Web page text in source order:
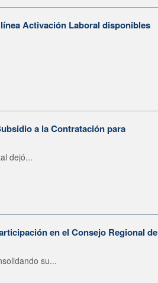
Activación Laboral disponibles
a la Contratación para
dejó...
en el Consejo Regional de
su...